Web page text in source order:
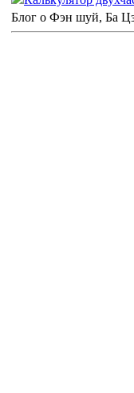
Блог о Фэн шуй, Ба